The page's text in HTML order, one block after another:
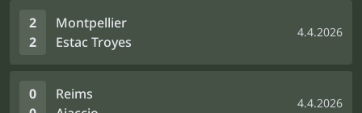
2
2
Montpellier
Estac Troyes
4.4.2026
0
Reims
4.4.2026